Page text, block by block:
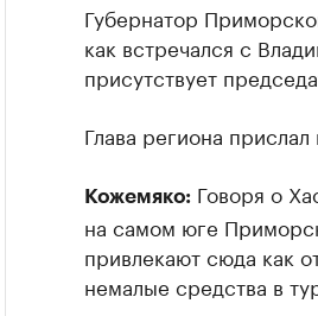
Губернатор
как встречался с
присутствует
Глава региона
Кожемяко:Говоря о
на самом юге
привлекают сюда как
немалые средства в